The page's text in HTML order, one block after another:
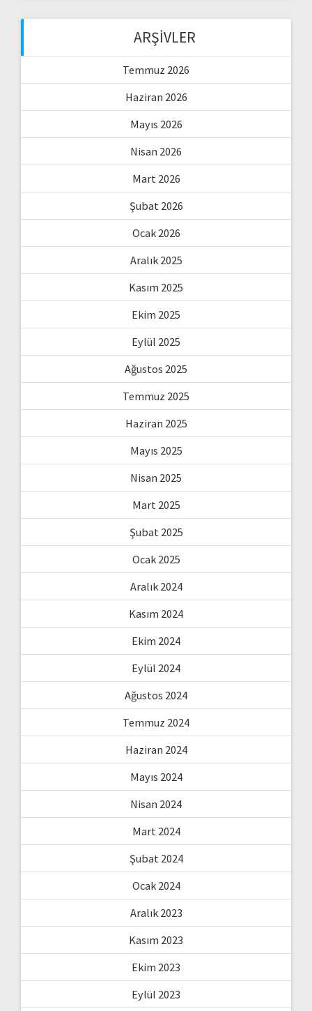
ARŞIVLER
Temmuz 2026
Haziran 2026
Mayıs 2026
Nisan 2026
Mart 2026
Şubat 2026
Ocak 2026
Aralık 2025
Kasım 2025
Ekim 2025
Eylül 2025
Ağustos 2025
Temmuz 2025
Haziran 2025
Mayıs 2025
Nisan 2025
Mart 2025
Şubat 2025
Ocak 2025
Aralık 2024
Kasım 2024
Ekim 2024
Eylül 2024
Ağustos 2024
Temmuz 2024
Haziran 2024
Mayıs 2024
Nisan 2024
Mart 2024
Şubat 2024
Ocak 2024
Aralık 2023
Kasım 2023
Ekim 2023
Eylül 2023